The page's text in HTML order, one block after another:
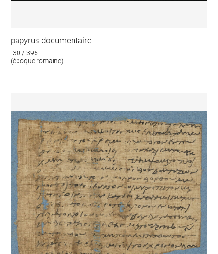
papyrus documentaire
-30 / 395
(époque romaine)